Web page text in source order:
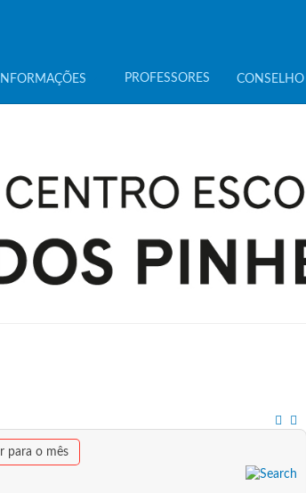
INFORMAÇÕES PROFESSORES CONSELHO
Ir para o mês